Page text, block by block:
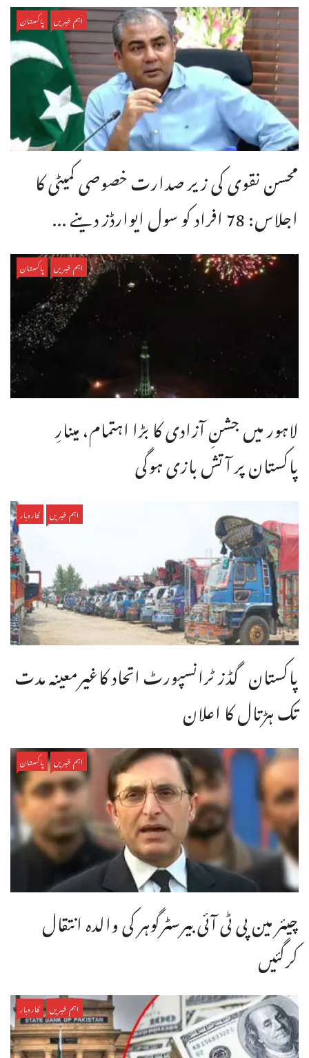
اہم خبریں پاکستان
محسن نقوی کی زیر صدارت خصوصی کمیٹی کا
اجلاس: 78 افراد کو سول ایوارڈز دینے ...
اہم خبریں پاکستان
لاہور میں جشنِ آزادی کا بڑا اہتمام، مینارِ
پاکستان پر آتش بازی ہوگی
اہم خبریں کاروبار
پاکستان گڈز ٹرانسپورٹ اتحاد کاغیرمعینہ مدت
تک ہڑتال کا اعلان
اہم خبریں پاکستان
چیئر مین پی ٹی آئی بیرسٹرگوہر کی والدہ انتقال
کرگئیں
اہم خبریں کاروبار